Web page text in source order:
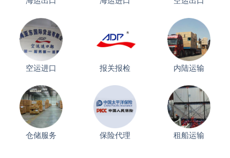
空运进口 报关报检 内陆运输
仓储服务 保险代理 租船运输